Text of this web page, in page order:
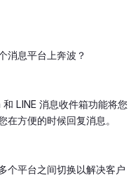
消息平台上奔波？
LINE 消息收件箱功能将您
方便的时候回复消息。
个平台之间切换以解决客户